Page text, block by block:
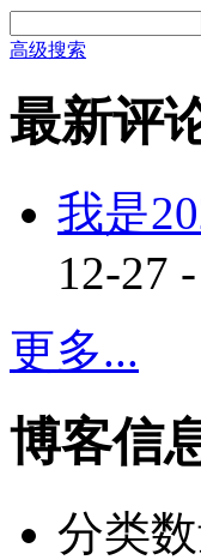
高级搜索
最新评
我是
12-27
更多...
博客信
分类